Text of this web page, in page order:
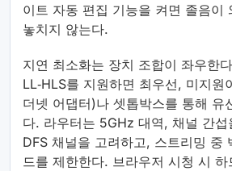
이트 자동 편집 기능을 켜면 졸음이
놓치지 않는다.
지연 최소화는 장치 조합이 좌우한
LL‑HLS를 지원하면 최우선, 미지원
더넷 어댑터)나 셋톱박스를 통해 유
다. 라우터는 5GHz 대역, 채널 간섭
DFS 채널을 고려하고, 스트리밍 중
드를 제한한다. 브라우저 시청 시 하